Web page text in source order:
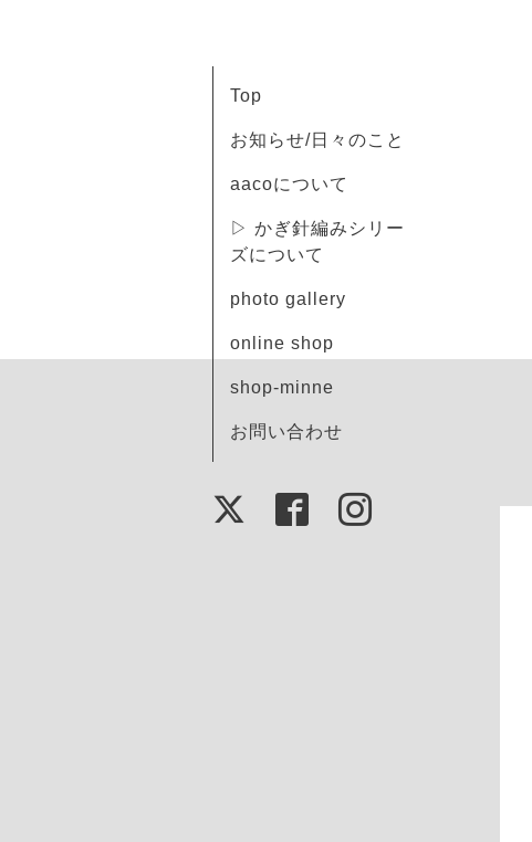
Top
お知らせ/日々のこと
aacoについて
▷ かぎ針編みシリー
ズについて
photo gallery
online shop
shop-minne
お問い合わせ